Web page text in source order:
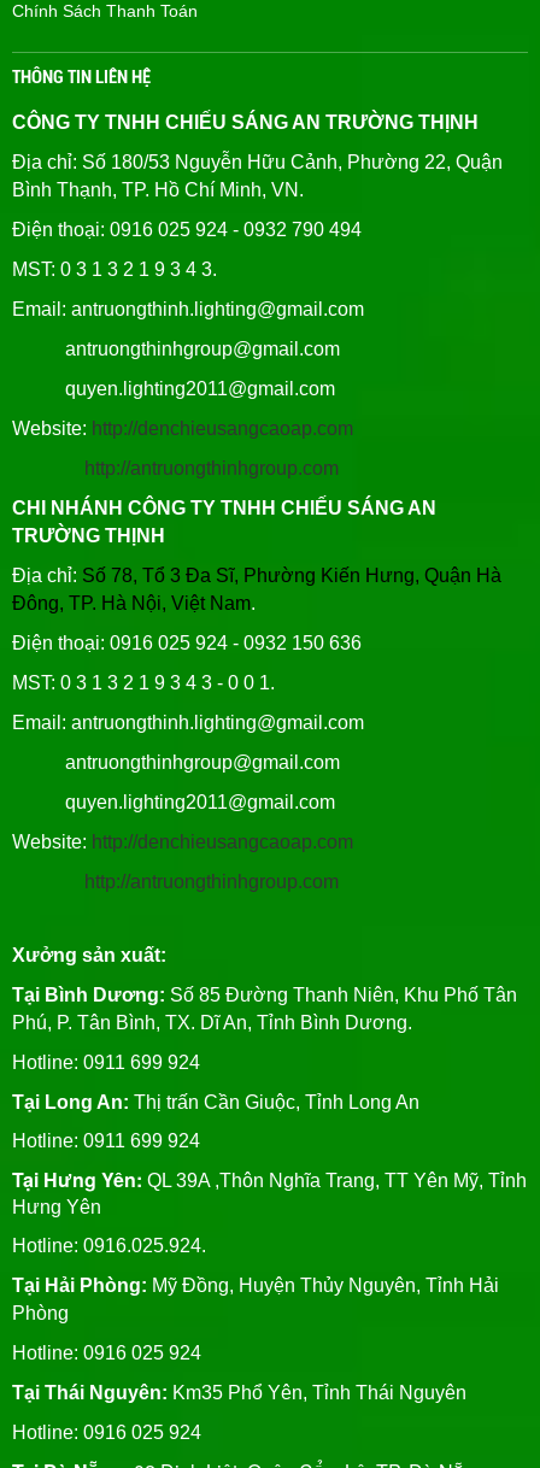
Chính Sách Thanh Toán
THÔNG TIN LIÊN HỆ
CÔNG TY TNHH CHIẾU SÁNG AN TRƯỜNG THỊNH
Địa chỉ: Số 180/53 Nguyễn Hữu Cảnh, Phường 22, Quận
Bình Thạnh, TP. Hồ Chí Minh, VN.
Điện thoại: 0916 025 924 - 0932 790 494
MST: 0 3 1 3 2 1 9 3 4 3.
Email: antruongthinh.lighting@gmail.com
antruongthinhgroup@gmail.com
quyen.lighting2011@gmail.com
Website: http://denchieusangcaoap.com
http://antruongthinhgroup.com
CHI NHÁNH CÔNG TY TNHH CHIẾU SÁNG AN
TRƯỜNG THỊNH
Địa chỉ: Số 78, Tổ 3 Đa Sĩ, Phường Kiến Hưng, Quận Hà
Đông, TP. Hà Nội, Việt Nam.
Điện thoại: 0916 025 924 - 0932 150 636
MST: 0 3 1 3 2 1 9 3 4 3 - 0 0 1.
Email: antruongthinh.lighting@gmail.com
antruongthinhgroup@gmail.com
quyen.lighting2011@gmail.com
Website: http://denchieusangcaoap.com
http://antruongthinhgroup.com
Xưởng sản xuất:
Tại Bình Dương: Số 85 Đường Thanh Niên, Khu Phố Tân
Phú, P. Tân Bình, TX. Dĩ An, Tỉnh Bình Dương.
Hotline: 0911 699 924
Tại Long An: Thị trấn Cần Giuộc, Tỉnh Long An
Hotline: 0911 699 924
Tại Hưng Yên: QL 39A ,Thôn Nghĩa Trang, TT Yên Mỹ, Tỉnh
Hưng Yên
Hotline: 0916.025.924.
Tại Hải Phòng: Mỹ Đồng, Huyện Thủy Nguyên, Tỉnh Hải
Phòng
Hotline: 0916 025 924
Tại Thái Nguyên: Km35 Phổ Yên, Tỉnh Thái Nguyên
Hotline: 0916 025 924